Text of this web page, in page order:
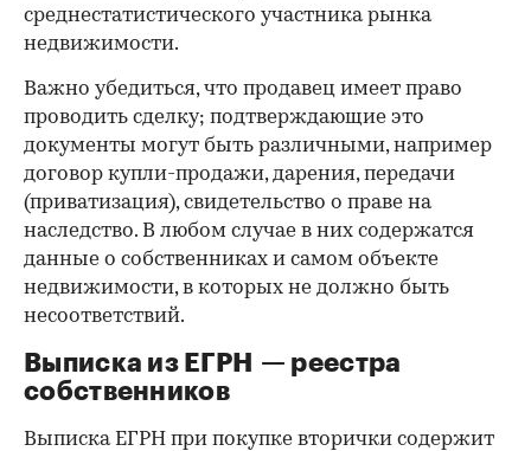
среднестатистического участника рынка
недвижимости.
Важно убедиться, что продавец имеет право
проводить сделку; подтверждающие это
документы могут быть различными, например
договор купли-продажи, дарения, передачи
(приватизация), свидетельство о праве на
наследство. В любом случае в них содержатся
данные о собственниках и самом объекте
недвижимости, в которых не должно быть
несоответствий.
Выписка из ЕГРН — реестра
собственников
Выписка ЕГРН при покупке вторички содержит